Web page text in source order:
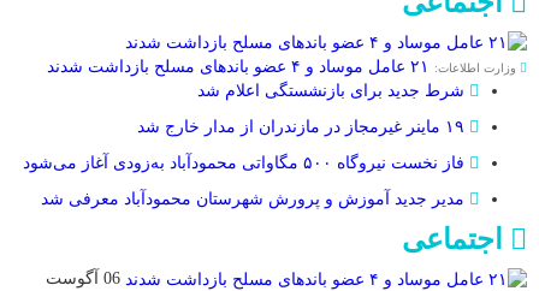
وزارت اطلاعات:
۲۱ عامل موساد و ۴ عضو باند‌های مسلح بازداشت شدند
شرط جدید برای بازنشستگی اعلام شد
فاز نخست نیروگاه ۵۰۰ مگاواتی محمودآباد به‌زودی آغاز می‌شود
مدیر جدید آموزش و پرورش شهرستان محمودآباد معرفی شد
اجتماعی
06 آگوست